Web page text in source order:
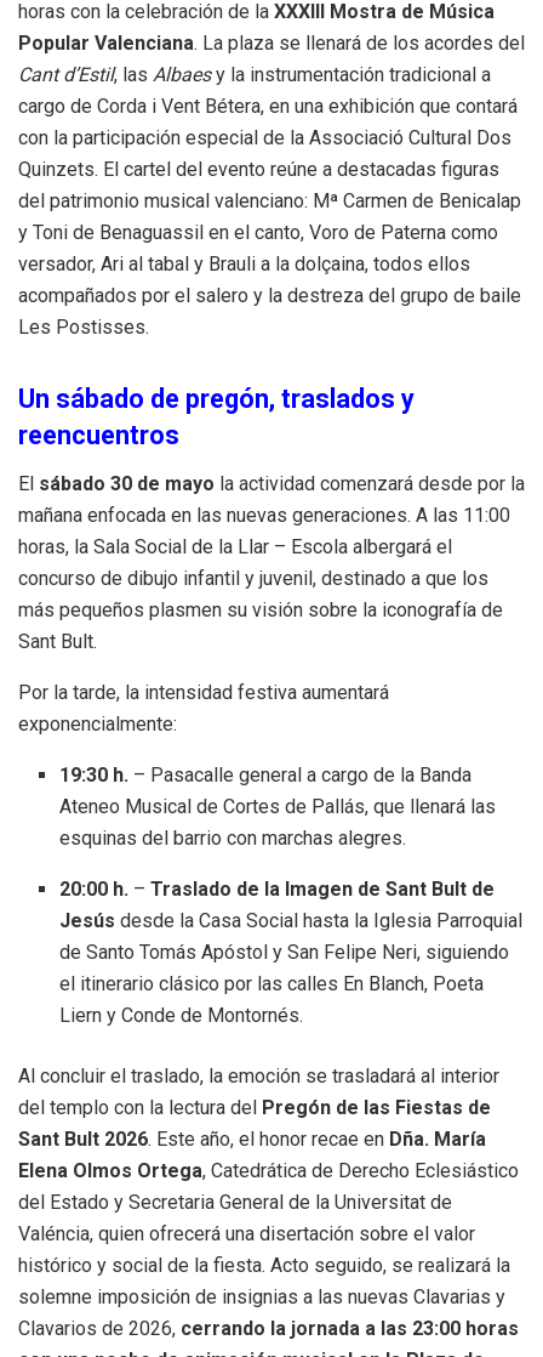
horas con la celebración de la XXXIII Mostra de Música
Popular Valenciana. La plaza se llenará de los acordes del
Cant d’Estil, las Albaesy la instrumentación tradicional a
cargo de Corda i Vent Bétera, en una exhibición que contará
con la participación especial de la Associació Cultural Dos
Quinzets. El cartel del evento reúne a destacadas figuras
del patrimonio musical valenciano: Mª Carmen de Benicalap
y Toni de Benaguassil en el canto, Voro de Paterna como
versador, Ari al tabal y Brauli a la dolçaina, todos ellos
acompañados por el salero y la destreza del grupo de baile
Les Postisses.
Un sábado de pregón, traslados y
reencuentros
El sábado 30 de mayo la actividad comenzará desde por la
mañana enfocada en las nuevas generaciones. A las 11:00
horas, la Sala Social de la Llar – Escola albergará el
concurso de dibujo infantil y juvenil, destinado a que los
más pequeños plasmen su visión sobre la iconografía de
Sant Bult.
Por la tarde, la intensidad festiva aumentará
exponencialmente:
19:30 h. – Pasacalle general a cargo de la Banda
Ateneo Musical de Cortes de Pallás, que llenará las
esquinas del barrio con marchas alegres.
20:00 h. –Traslado de la Imagen de Sant Bult de
Jesús desde la Casa Social hasta la Iglesia Parroquial
de Santo Tomás Apóstol y San Felipe Neri, siguiendo
el itinerario clásico por las calles En Blanch, Poeta
Liern y Conde de Montornés.
Al concluir el traslado, la emoción se trasladará al interior
del templo con la lectura del
Pregón de las Fiestas de
Sant Bult 2026. Este año, el honor recae en Dña. María
Elena Olmos Ortega, Catedrática de Derecho Eclesiástico
del Estado y Secretaria General de la Universitat de
Valéncia, quien ofrecerá una disertación sobre el valor
histórico y social de la fiesta. Acto seguido, se realizará la
solemne imposición de insignias a las nuevas Clavarias y
Clavarios de 2026, cerrando la jornada a las 23:00 horas